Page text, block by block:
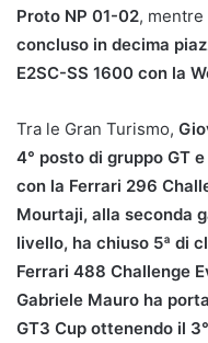
Proto NP 01-02, mentre
concluso in decima
E2SC-SS 1600 con la
Tra le Gran Turismo,
4° posto di gruppo GT
con la Ferrari 296
Mourtaji, alla seconda
livello, ha chiuso 5ª di
Ferrari 488 Challenge
Gabriele Mauro ha
GT3 Cup ottenendo il